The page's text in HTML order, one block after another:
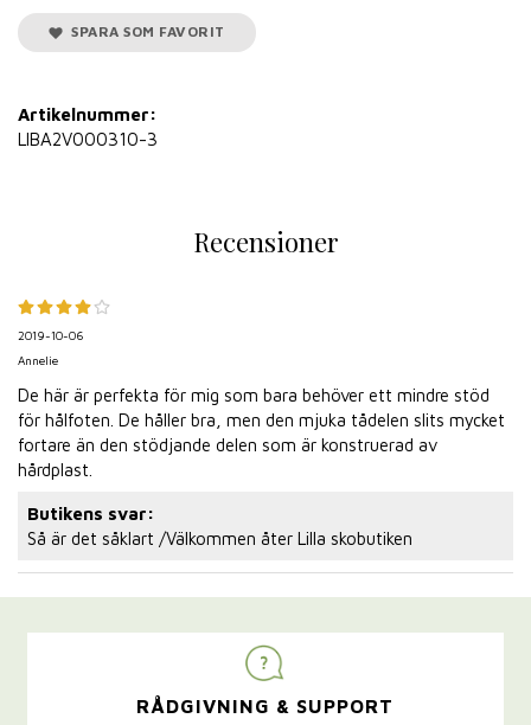
SPARA SOM FAVORIT
Artikelnummer:
LIBA2V000310-3
Recensioner
2019-10-06
Annelie
De här är perfekta för mig som bara behöver ett mindre stöd
för hålfoten. De håller bra, men den mjuka tådelen slits mycket
fortare än den stödjande delen som är konstruerad av
hårdplast.
Butikens svar:
Så är det såklart /Välkommen åter Lilla skobutiken
RÅDGIVNING & SUPPORT